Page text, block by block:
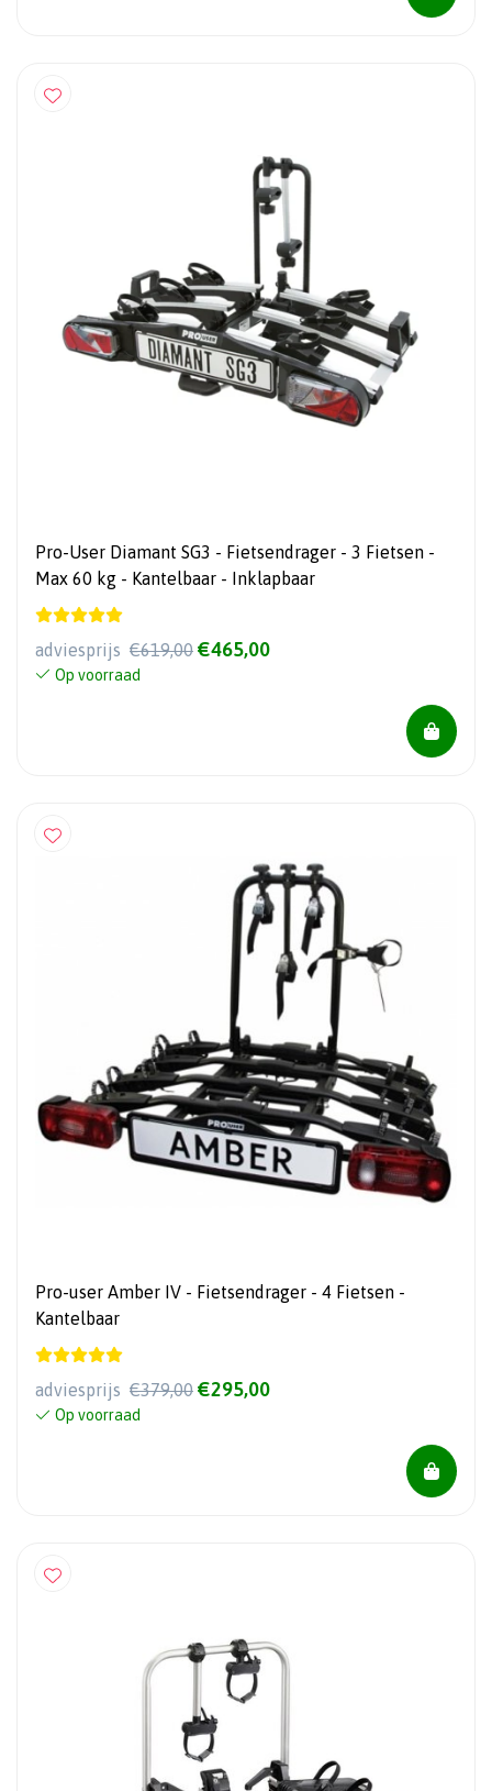
Pro-User Diamant SG3 - Fietsendrager - 3 Fietsen -
Max 60 kg - Kantelbaar - Inklapbaar
adviesprijs €619,00 €465,00
Op voorraad
Pro-user Amber IV - Fietsendrager - 4 Fietsen -
Kantelbaar
adviesprijs €379,00 €295,00
Op voorraad